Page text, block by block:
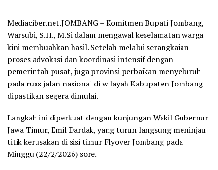
Mediaciber.net.JOMBANG – Komitmen Bupati Jombang,
Warsubi, S.H., M.Si dalam mengawal keselamatan warga
kini membuahkan hasil. Setelah melalui serangkaian
proses advokasi dan koordinasi intensif dengan
pemerintah pusat, juga provinsi perbaikan menyeluruh
pada ruas jalan nasional di wilayah Kabupaten Jombang
dipastikan segera dimulai.
Langkah ini diperkuat dengan kunjungan Wakil Gubernur
Jawa Timur, Emil Dardak, yang turun langsung meninjau
titik kerusakan di sisi timur Flyover Jombang pada
Minggu (22/2/2026) sore.